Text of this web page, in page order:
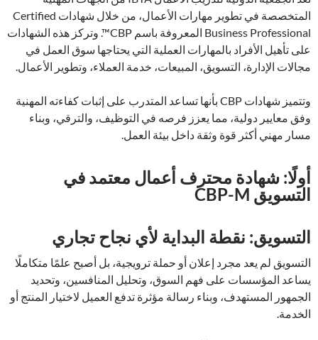
المتخصصة في تطوير مهارات الأعمال، من خلال شهادات Certified
Business Professional المعروفة باسم CBP™. وتركز هذه الشهادات
على تأهيل الأفراد بالمهارات العملية التي يحتاجها سوق العمل في
مجالات الإدارة، التسويق، المبيعات، خدمة العملاء، وتطوير الأعمال.
وتتميز شهادات CBP بأنها تساعد المتدرب على إثبات كفاءته المهنية
وفق معايير دولية، مما يعزز فرصه في التوظيف، والترقي، وبناء
مسار مهني أكثر قوة وثقة داخل بيئة العمل.
أولًا: شهادة محترف أعمال معتمد في
التسويق CBP-M
التسويق: نقطة البداية لأي نجاح تجاري
التسويق لم يعد مجرد إعلان أو حملة ترويجية، بل أصبح علمًا متكاملًا
يساعد المؤسسات على فهم السوق، وتحليل المنافسين، وتحديد
الجمهور المستهدف، وبناء رسالة مؤثرة تدفع العميل لاختيار المنتج أو
الخدمة.